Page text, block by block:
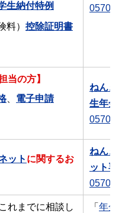
生納付特例
料） 控除証明書
0570-
当の方】
、 電子申請
ねんき
生年金
0570-
ット に関するお
ねんき
ット専
0570-
れまでに相談し
「 年金